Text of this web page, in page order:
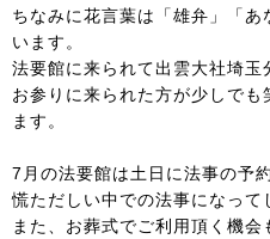
ちなみに花言葉は「雄弁」「
います。
法要館に来られて出雲大社埼玉
お参りに来られた方が少しで
ます。
7月の法要館は土日に法事の予
慌ただしい中での法事になって
また、お葬式でご利用頂く機